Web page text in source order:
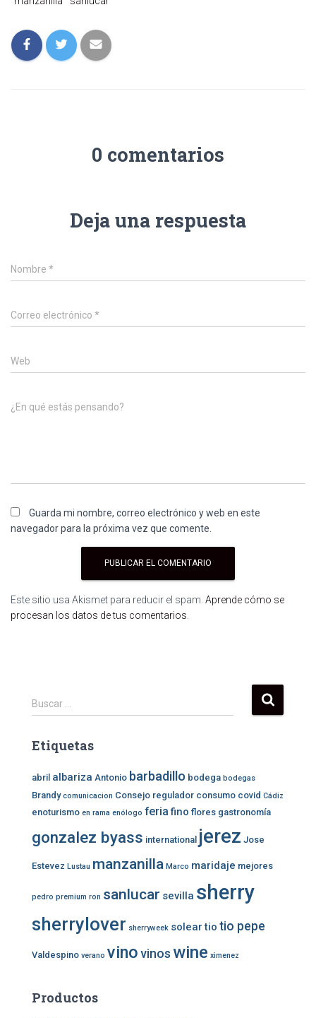
0 comentarios
Deja una respuesta
Nombre *
Correo electrónico *
Web
¿En qué estás pensando?
Guarda mi nombre, correo electrónico y web en este
navegador para la próxima vez que comente.
Este sitio usa Akismet para reducir el spam. Aprende cómo se
procesan los datos de tus comentarios
B
u
c
r
:
Buscar …
Etiquetas
abril albariza Antonio barbadillo bodega bodegas
Brandy comunicacion Consejo regulador consumo covid Cádiz
enoturismo en rama enólogo feria fino flores gastronomía
gonzalez byass international jerez Jose
Estevez Lustau manzanilla Marco maridaje mejores
pedro premium ron sanlucar sevilla sherry
sherrylover sherryweek solear tio tio pepe
Valdespino verano vino vinos wine ximenez
Productos